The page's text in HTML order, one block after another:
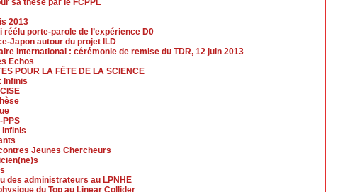
sa thèse par le FCPPL
2013
porte-parole de l’expérience D0
Japon autour du projet ILD
international : cérémonie de remise du TDR, 12 juin 2013
Echos
POUR LA FÊTE DE LA SCIENCE
Infinis
PPS
infinis
Jeunes Chercheurs
des administrateurs au LPNHE
du Top au Linear Collider